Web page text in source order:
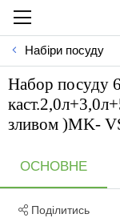
Набіри посуду
Набор посуду
зливом )MK-
ОСНОВНЕ
Поділитись